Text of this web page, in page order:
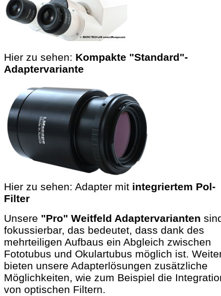
Hier zu sehen: Kompakte "Standard"-
Adaptervariante
Hier zu sehen: Adapter mit integriertem Pol-
Filter
Unsere "Pro" Weitfeld Adaptervarianten
fokussierbar, das bedeutet, dass dank des
mehrteiligen Aufbaus ein Abgleich zwischen
Fototubus und Okulartubus möglich ist.
bieten unsere Adapterlösungen zusätzliche
Möglichkeiten, wie zum Beispiel die
von optischen Filtern.